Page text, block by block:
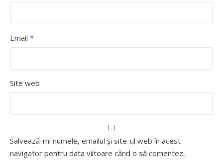
Email *
Site web
Salvează-mi numele, emailul și site-ul web în acest
navigator pentru data viitoare când o să comentez.